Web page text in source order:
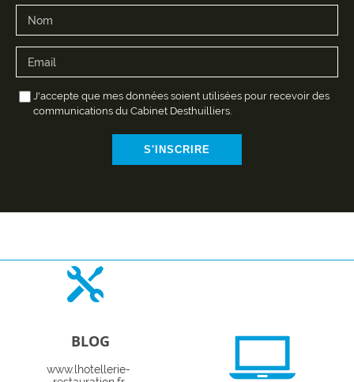
J'accepte que mes données soient utilisées pour recevoir des
communications du Cabinet Desthuilliers.
S'INSCRIRE
BLOG
www.lhotellerie-